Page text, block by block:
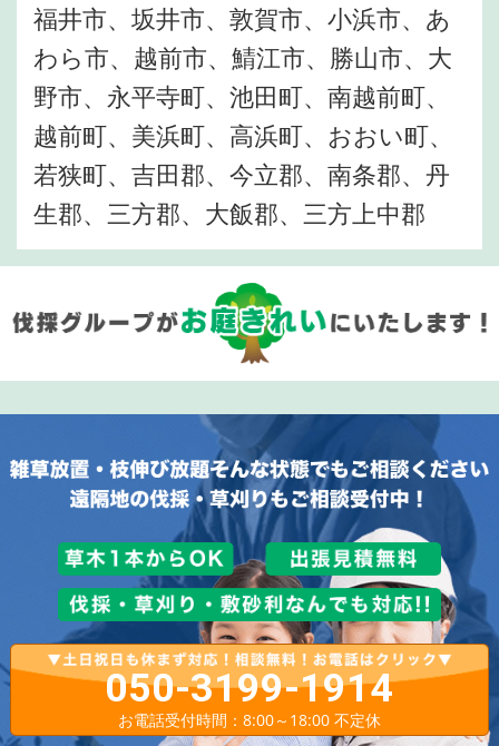
福井市、坂井市、敦賀市、小浜市、あ
わら市、越前市、鯖江市、勝山市、大
野市、永平寺町、池田町、南越前町、
越前町、美浜町、高浜町、おおい町、
若狭町、吉田郡、今立郡、南条郡、丹
生郡、三方郡、大飯郡、三方上中郡
050-3199-1914
お電話受付時間：8:00～18:00 不定休